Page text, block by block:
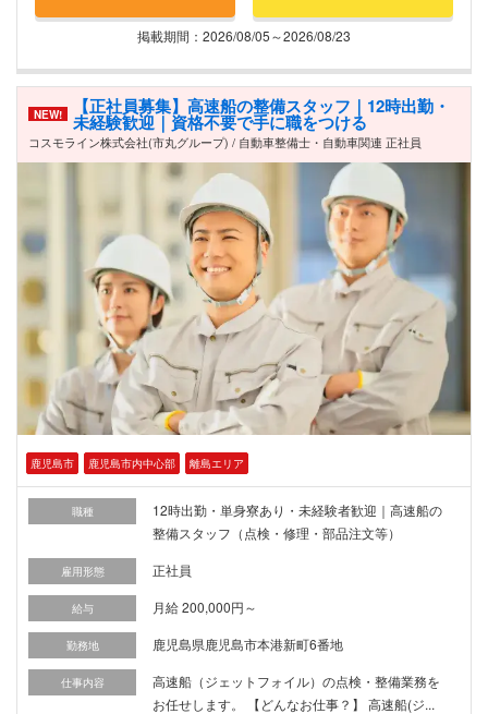
掲載期間：2026/08/05～2026/08/23
NEW! 【正社員募集】高速船の整備スタッフ｜12時出勤・
未経験歓迎｜資格不要で手に職をつける
コスモライン株式会社(市丸グループ) / 自動車整備士・自動車関連 正社員
鹿児島市 鹿児島市内中心部 離島エリア
職種
12時出勤・単身寮あり・未経験者歓迎｜高速船の
整備スタッフ（点検・修理・部品注文等）
雇用形態 正社員
給与 月給 200,000円～
勤務地 鹿児島県鹿児島市本港新町6番地
仕事内容
高速船（ジェットフォイル）の点検・整備業務を
お任せします。 【どんなお仕事？】 高速船(ジ...